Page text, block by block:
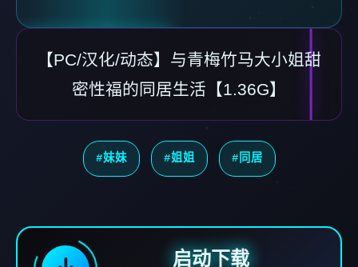
【PC/汉化/动态】与青梅竹马大小姐甜
密性福的同居生活【1.36G】
#妹妹 #姐姐 #同居
启动下载